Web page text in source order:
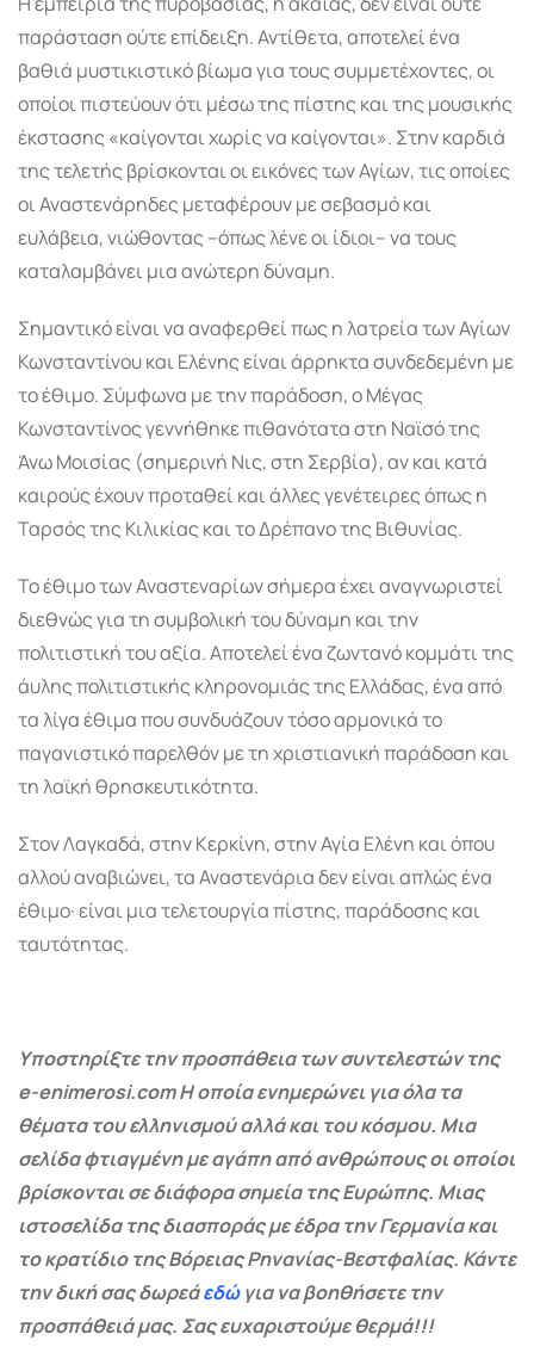
παράσταση ούτε επίδειξη. Αντίθετα, αποτελεί ένα
βαθιά μυστικιστικό βίωμα για τους συμμετέχοντες, οι
οποίοι πιστεύουν ότι μέσω της πίστης και της μουσικής
έκστασης «καίγονται χωρίς να καίγονται». Στην καρδιά
της τελετής βρίσκονται οι εικόνες των Αγίων, τις οποίες
οι Αναστενάρηδες μεταφέρουν με σεβασμό και
ευλάβεια, νιώθοντας –όπως λένε οι ίδιοι– να τους
καταλαμβάνει μια ανώτερη δύναμη.
Σημαντικό είναι να αναφερθεί πως η λατρεία των Αγίων
Κωνσταντίνου και Ελένης είναι άρρηκτα συνδεδεμένη με
το έθιμο. Σύμφωνα με την παράδοση, ο Μέγας
Κωνσταντίνος γεννήθηκε πιθανότατα στη Ναϊσό της
Άνω Μοισίας (σημερινή Νις, στη Σερβία), αν και κατά
καιρούς έχουν προταθεί και άλλες γενέτειρες όπως η
Ταρσός της Κιλικίας και το Δρέπανο της Βιθυνίας.
Το έθιμο των Αναστεναρίων σήμερα έχει αναγνωριστεί
διεθνώς για τη συμβολική του δύναμη και την
πολιτιστική του αξία. Αποτελεί ένα ζωντανό κομμάτι της
άυλης πολιτιστικής κληρονομιάς της Ελλάδας, ένα από
τα λίγα έθιμα που συνδυάζουν τόσο αρμονικά το
παγανιστικό παρελθόν με τη χριστιανική παράδοση και
τη λαϊκή θρησκευτικότητα.
Στον Λαγκαδά, στην Κερκίνη, στην Αγία Ελένη και όπου
αλλού αναβιώνει, τα Αναστενάρια δεν είναι απλώς ένα
έθιμο· είναι μια τελετουργία πίστης, παράδοσης και
ταυτότητας.
Υποστηρίξτε την προσπάθεια των συντελεστών της
e-enimerosi.com Η οποία ενημερώνει για όλα τα
θέματα του ελληνισμού αλλά και του κόσμου. Μια
σελίδα φτιαγμένη με αγάπη από ανθρώπους οι οποίοι
βρίσκονται σε διάφορα σημεία της Ευρώπης. Μιας
ιστοσελίδα της διασποράς με έδρα την Γερμανία και
το κρατίδιο της Βόρειας Ρηνανίας-Βεστφαλίας. Κάντε
την δική σας δωρεάεδώγια να βοηθήσετε την
προσπάθειά μας. Σας ευχαριστούμε θερμά!!!